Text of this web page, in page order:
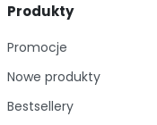
Produkty
Promocje
Nowe produkty
Bestsellery